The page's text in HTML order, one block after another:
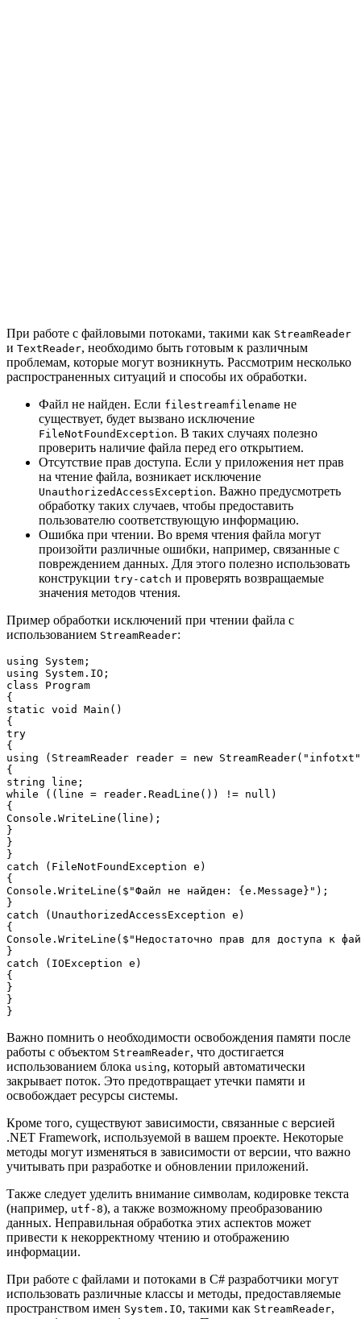
При работе с файловыми потоками, такими как StreamReader
и TextReader, необходимо быть готовым к различным
проблемам, которые могут возникнуть. Рассмотрим несколько
распространенных ситуаций и способы их обработки.
Файл не найден. Если filestreamfilename не
существует, будет вызвано исключение
FileNotFoundException. В таких случаях полезно
проверить наличие файла перед его открытием.
Отсутствие прав доступа. Если у приложения нет прав
на чтение файла, возникает исключение
UnauthorizedAccessException. Важно предусмотреть
обработку таких случаев, чтобы предоставить
пользователю соответствующую информацию.
Ошибка при чтении. Во время чтения файла могут
произойти различные ошибки, например, связанные с
повреждением данных. Для этого полезно использовать
конструкции try-catch и проверять возвращаемые
значения методов чтения.
Пример обработки исключений при чтении файла с
использованием StreamReader:
using System;
using System.IO;
class Program
{
static void Main()
{
try
{
using (StreamReader reader = new
{
string line;
while ((line = reader.ReadLine()) != null)
{
Console.WriteLine(line);
}
}
}
catch (FileNotFoundException e)
{
Console.WriteLine($"Файл не найден: {e.Message}");
}
catch (UnauthorizedAccessException e)
{
Console.WriteLine($"Недостаточно прав для доступа к
}
catch (IOException e)
{
}
}
Важно помнить о необходимости освобождения памяти после
работы с объектом StreamReader, что достигается
использованием блока using, который автоматически
закрывает поток. Это предотвращает утечки памяти и
освобождает ресурсы системы.
Кроме того, существуют зависимости, связанные с версией
.NET Framework, используемой в вашем проекте. Некоторые
методы могут изменяться в зависимости от версии, что важно
учитывать при разработке и обновлении приложений.
Также следует уделить внимание символам, кодировке текста
(например, utf-8), а также возможному преобразованию
данных. Неправильная обработка этих аспектов может
привести к некорректному чтению и отображению
информации.
При работе с файлами и потоками в C# разработчики могут
использовать различные классы и методы, предоставляемые
пространством имен System.IO, такими как StreamReader,